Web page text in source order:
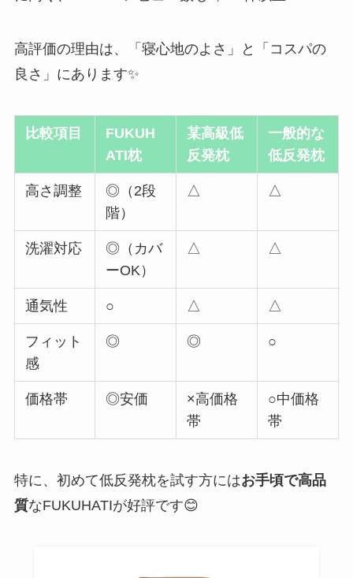
高評価の理由は、「寝心地のよさ」と「コスパの
良さ」にあります✨
比較項目
FUKUH
ATI枕
某高級低
反発枕
一般的な
低反発枕
高さ調整
◎（2段
階）
△ △
洗濯対応
◎（カバ
ーOK）
△ △
通気性 ○ △ △
フィット
感
◎ ◎ ○
価格帯 ◎安価
×高価格
帯
○中価格
帯
特に、初めて低反発枕を試す方にはお手頃で高品
質なFUKUHATIが好評です😊